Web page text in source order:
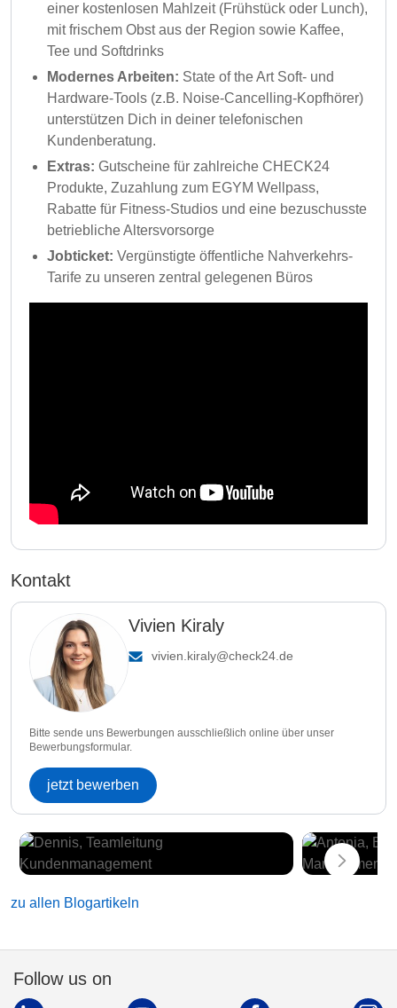
einer kostenlosen Mahlzeit (Frühstück oder Lunch),
mit frischem Obst aus der Region sowie Kaffee,
Tee und Softdrinks
Modernes Arbeiten: State of the Art Soft- und
Hardware-Tools (z.B. Noise-Cancelling-Kopfhörer)
unterstützen Dich in deiner telefonischen
Kundenberatung.
Extras: Gutscheine für zahlreiche CHECK24
Produkte, Zuzahlung zum EGYM Wellpass,
Rabatte für Fitness-Studios und eine bezuschusste
betriebliche Altersvorsorge
Jobticket: Vergünstigte öffentliche Nahverkehrs-
Tarife zu unseren zentral gelegenen Büros
Kontakt
Vivien Kiraly
vivien.kiraly@check24.de
Bitte sende uns Bewerbungen ausschließlich online über unser
Bewerbungsformular.
jetzt bewerben
zu allen Blogartikeln
Follow us on